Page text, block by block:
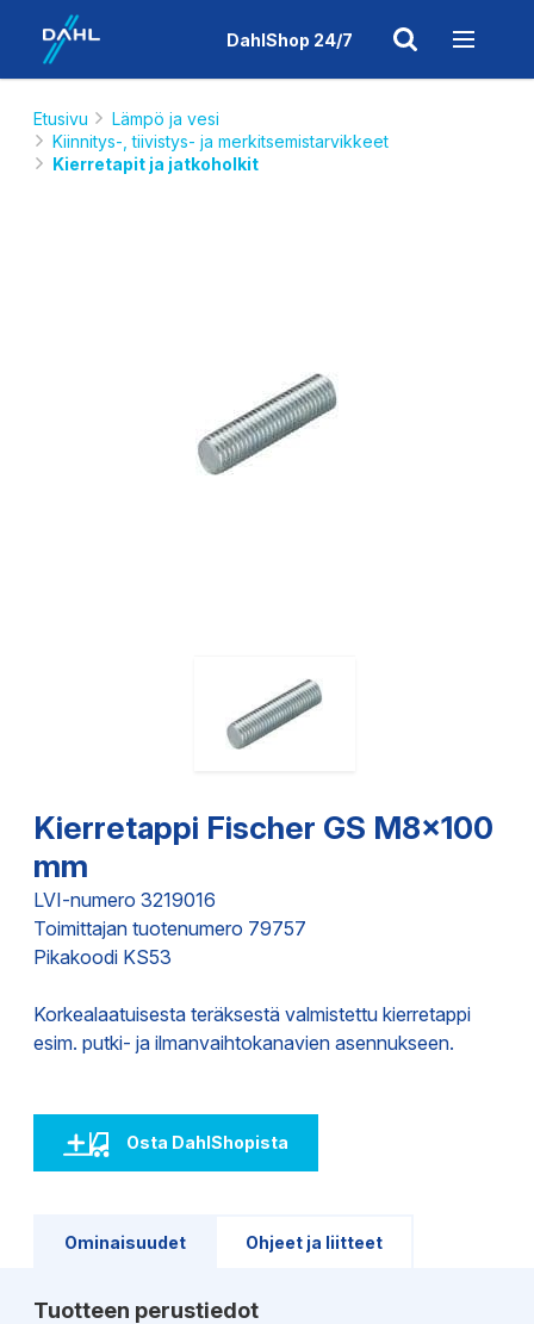
DahlShop 24/7
Etusivu
Lämpö ja vesi
Kiinnitys-, tiivistys- ja merkitsemistarvikkeet
Kierretapit ja jatkoholkit
Kierretappi Fischer GS M8x100
mm
LVI-numero 3219016
Toimittajan tuotenumero 79757
Pikakoodi KS53
Korkealaatuisesta teräksestä valmistettu kierretappi
esim. putki- ja ilmanvaihtokanavien asennukseen.
Osta DahlShopista
Ominaisuudet Ohjeet ja liitteet
Tuotteen perustiedot